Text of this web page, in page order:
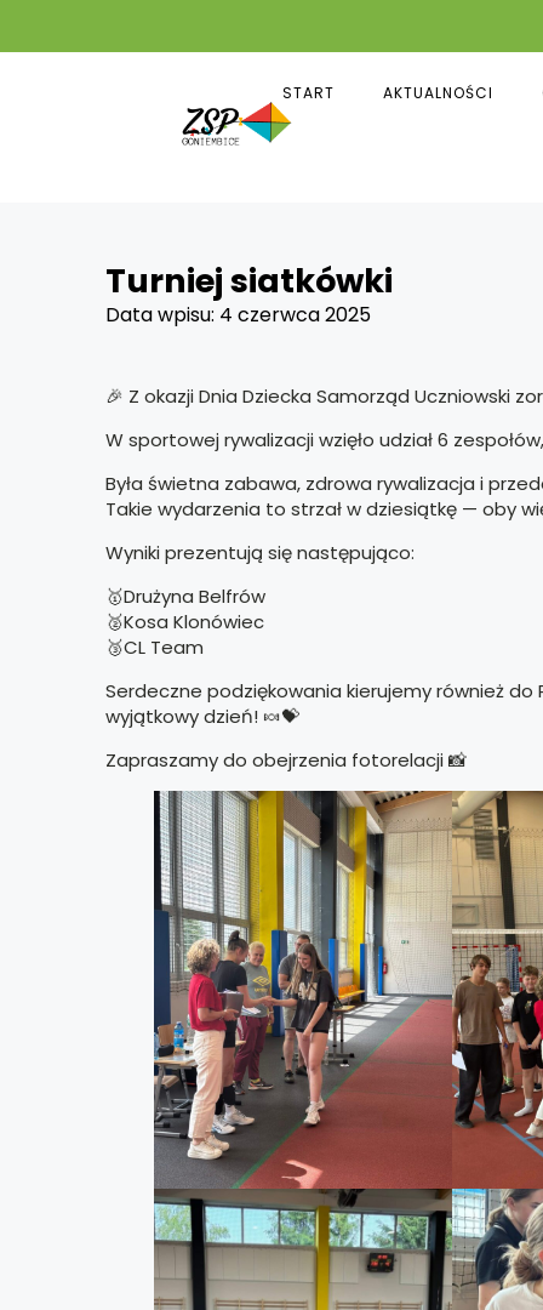
START AKTUALNOŚCI
Turniej siatkówki
Data wpisu: 4 czerwca 2025
🎉 Z okazji Dnia Dziecka Samorząd Uczniowski
W sportowej rywalizacji wzięło udział 6
Była świetna zabawa, zdrowa rywalizacja i
Takie wydarzenia to strzał w dziesiątkę — oby
Wyniki prezentują się następująco:
🥇Drużyna Belfrów
🥈Kosa Klonówiec
🥉CL Team
Serdeczne podziękowania kierujemy również do
wyjątkowy dzień! 🍬💝
Zapraszamy do obejrzenia fotorelacji 📸